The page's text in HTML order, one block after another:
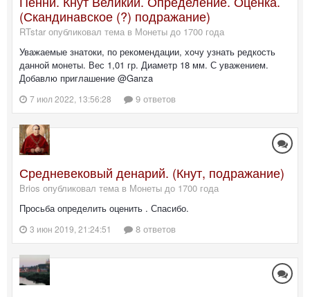
(Скандинавское (?) подражание)
RTstar опубликовал тема в Монеты до 1700 года
Уважаемые знатоки, по рекомендации, хочу узнать редкость
данной монеты. Вес 1,01 гр. Диаметр 18 мм. С уважением.
Добавлю приглашение @Ganza
7 июл 2022, 13:56:28 9 ответов
Средневековый денарий. (Кнут, подражание)
Brios опубликовал тема в Монеты до 1700 года
Просьба определить оценить . Спасибо.
3 июн 2019, 21:24:51 8 ответов